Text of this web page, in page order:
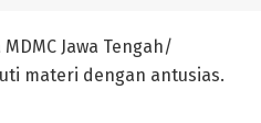
Jawa Tengah/
materi dengan antusias.